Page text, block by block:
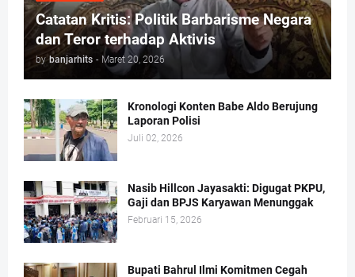
Catatan Kritis: Politik Barbarisme Negara
dan Teror terhadap Aktivis
by banjarhits - Maret 20, 2026
Kronologi Konten Babe Aldo Berujung
Laporan Polisi
Juli 02, 2026
Nasib Hillcon Jayasakti: Digugat PKPU,
Gaji dan BPJS Karyawan Menunggak
Februari 15, 2026
Bupati Bahrul Ilmi Komitmen Cegah